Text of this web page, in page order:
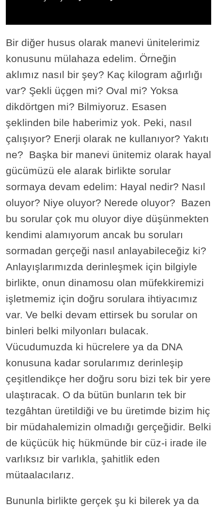
Bir diğer husus olarak manevi ünitelerimiz
konusunu mülahaza edelim. Örneğin
aklımız nasıl bir şey? Kaç kilogram ağırlığı
var? Şekli üçgen mi? Oval mi? Yoksa
dikdörtgen mi? Bilmiyoruz. Esasen
şeklinden bile haberimiz yok. Peki, nasıl
çalışıyor? Enerji olarak ne kullanıyor? Yakıtı
ne? Başka bir manevi ünitemiz olarak hayal
gücümüzü ele alarak birlikte sorular
sormaya devam edelim: Hayal nedir? Nasıl
oluyor? Niye oluyor? Nerede oluyor? Bazen
bu sorular çok mu oluyor diye düşünmekten
kendimi alamıyorum ancak bu soruları
sormadan gerçeği nasıl anlayabileceğiz ki?
Anlayışlarımızda derinleşmek için bilgiyle
birlikte, onun dinamosu olan müfekkiremizi
işletmemiz için doğru sorulara ihtiyacımız
var. Ve belki devam ettirsek bu sorular on
binleri belki milyonları bulacak.
Vücudumuzda ki hücrelere ya da DNA
konusuna kadar sorularımız derinleşip
çeşitlendikçe her doğru soru bizi tek bir yere
ulaştıracak. O da bütün bunların tek bir
tezgâhtan üretildiği ve bu üretimde bizim hiç
bir müdahalemizin olmadığı gerçeğidir. Belki
de küçücük hiç hükmünde bir cüz-i irade ile
varlıksız bir varlıkla, şahitlik eden
mütaalacılarız.
Bununla birlikte gerçek şu ki bilerek ya da